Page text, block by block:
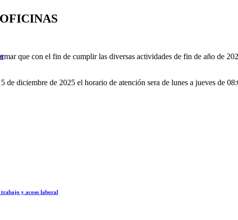
que con el fin de cumplir las diversas actividades de fin de año de
de diciembre de 2025 el horario de atención sera de lunes a jueves de
trabajo y acoso laboral